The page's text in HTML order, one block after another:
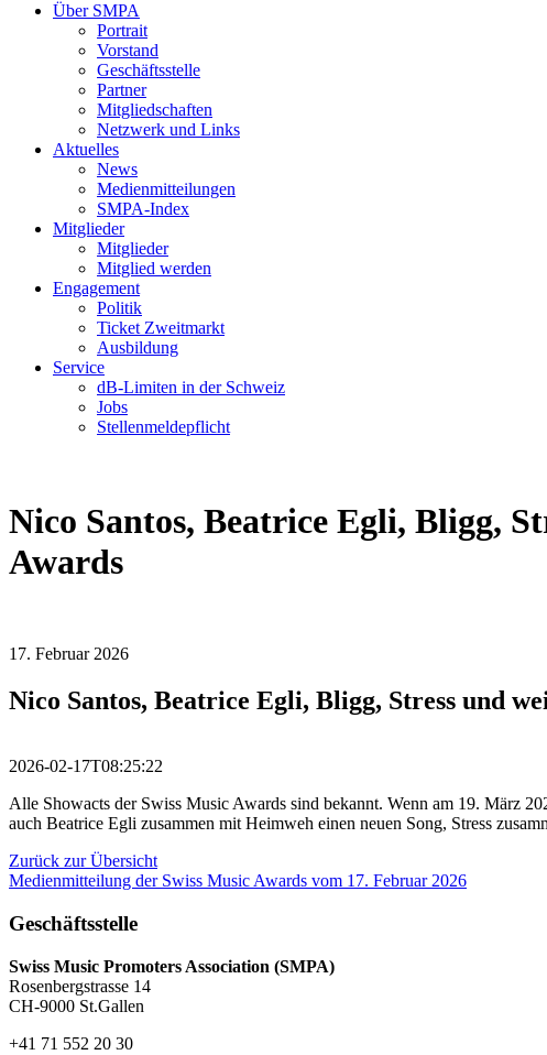
Über SMPA
Portrait
Vorstand
Geschäftsstelle
Partner
Mitgliedschaften
Netzwerk und Links
Aktuelles
News
Medienmitteilungen
SMPA-Index
Mitglieder
Mitglieder
Mitglied werden
Engagement
Politik
Ticket Zweitmarkt
Ausbildung
Service
dB-Limiten in der Schweiz
Jobs
Stellenmeldepflicht
Nico Santos, Beatrice Egli, Bligg,
Awards
17. Februar 2026
Nico Santos, Beatrice Egli, Bligg, Stress und
2026-02-17T08:25:22
Alle Showacts der Swiss Music Awards sind bekannt. Wenn am 19. März
auch Beatrice Egli zusammen mit Heimweh einen neuen Song, Stress
Zurück zur Übersicht
Medienmitteilung der Swiss Music Awards vom 17. Februar 2026
Geschäftsstelle
Swiss Music Promoters Association (SMPA)
Rosenbergstrasse 14
CH-9000 St.Gallen
+41 71 552 20 30